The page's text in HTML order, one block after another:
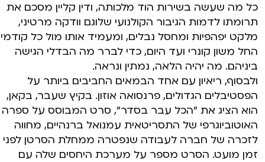
כל מה שעשה בשירות הוד מלכותה, ודין קליין מסכם את
תרומתו לדמות הגיבור הקולנועי שלוגם וודקה מרטיני,
מלקט יפהפיות ומחסל נבלים, ומעמיד אותו מול כל
החל משון קונרי ועד היום, כדי לברר מה הבדלי הגישה
ביניהם. מה יהיה הלאה, נמתין ונראה.
ולבסוף, ריאיון עם אחד הבמאים החביבים ביותר על
הפסטיבלים הגדולים, פרנסואה אוזון. בקיץ שעבר, בקאן,
הוא הציג את "הכל עבר בסדר", סרט המבוסס על ספרה
האוטוביוגרפי של התסריטאית עמנואל ברנהיים, מחווה
לזכרה של חברה לעבודה שנפטרה ממחלת הסרטן לפני
זמן מועט. הסרט מספר על מערכת היחסים שלה עם